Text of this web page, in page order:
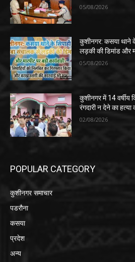
05/08/2026
कुशीनगर: कसया थाने
लड़की की डिमांड और
05/08/2026
कुशीनगर में 14 वर्षीय
रंगदारी न देने का हत्या
02/08/2026
POPULAR CATEGORY
कुशीनगर समाचार
पडरौना
कसया
प्रदेश
अन्य